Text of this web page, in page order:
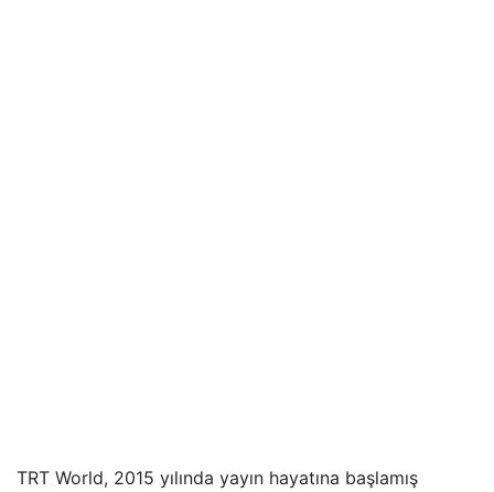
TRT World, 2015 yılında yayın hayatına başlamış